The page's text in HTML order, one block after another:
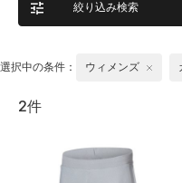
絞り込み検索
選択中の条件： ウィメンズ
2件